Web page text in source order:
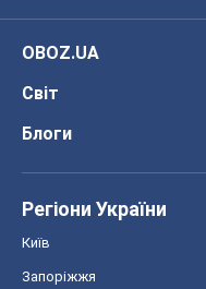
OBOZ.UA
Світ
Блоги
Регіони України
Київ
Запоріжжя